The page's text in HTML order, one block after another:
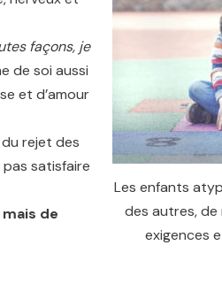
Les enfants
des autres, de
exigences
façons, je
de soi aussi
et d’amour
rejet des
satisfaire
de